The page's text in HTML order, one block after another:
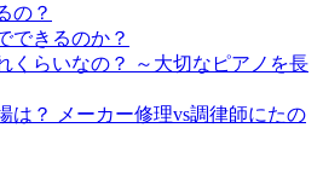
の？
できるのか？
くらいなの？ ～大切なピアノを長
は？ メーカー修理vs調律師にたの